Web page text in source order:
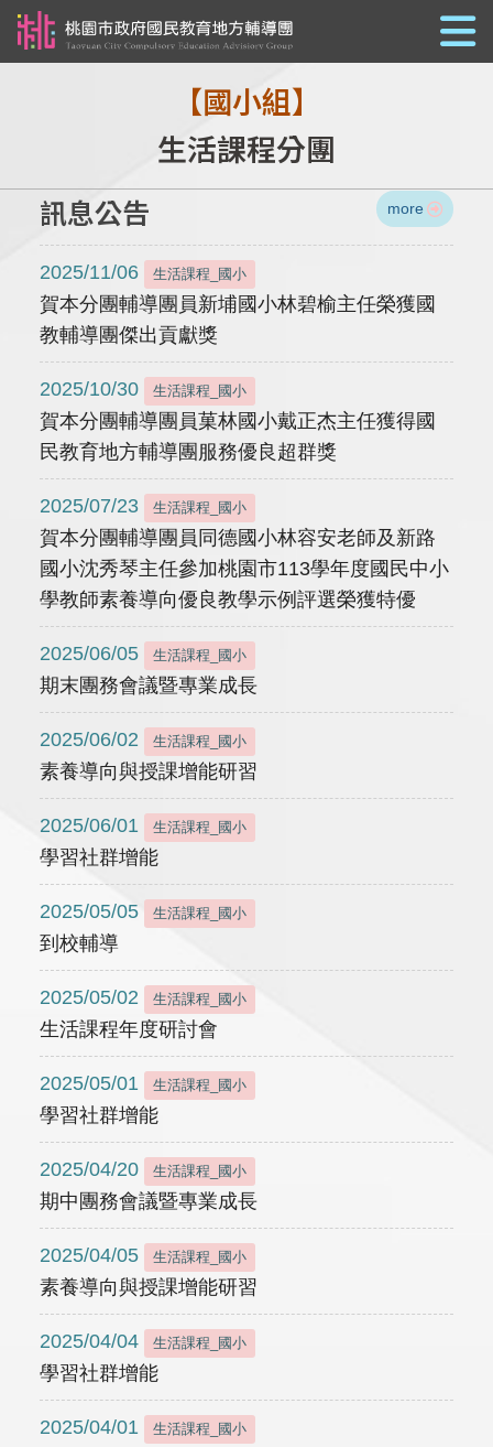
【國小組】
生活課程分團
訊息公告 more
2025/11/06 生活課程_國小
賀本分團輔導團員新埔國小林碧榆主任榮獲國
教輔導團傑出貢獻獎
2025/10/30 生活課程_國小
賀本分團輔導團員菓林國小戴正杰主任獲得國
民教育地方輔導團服務優良超群獎
2025/07/23 生活課程_國小
賀本分團輔導團員同德國小林容安老師及新路
國小沈秀琴主任參加桃園市113學年度國民中小
學教師素養導向優良教學示例評選榮獲特優
2025/06/05 生活課程_國小
期末團務會議暨專業成長
2025/06/02 生活課程_國小
素養導向與授課增能研習
2025/06/01 生活課程_國小
學習社群增能
2025/05/05 生活課程_國小
到校輔導
2025/05/02 生活課程_國小
生活課程年度研討會
2025/05/01 生活課程_國小
學習社群增能
2025/04/20 生活課程_國小
期中團務會議暨專業成長
2025/04/05 生活課程_國小
素養導向與授課增能研習
2025/04/04 生活課程_國小
學習社群增能
2025/04/01 生活課程_國小